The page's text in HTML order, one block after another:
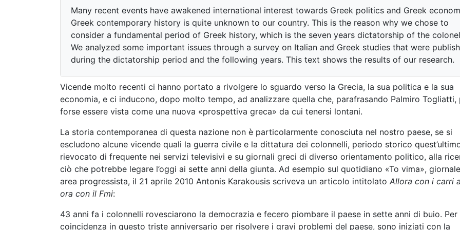
Many recent events have awakened international interest towards Greek politics and Greek
Greek contemporary history is quite unknown to our country. This is the reason why we chose to
consider a fundamental period of Greek history, which is the seven years dictatorship of the
We analyzed some important issues through a survey on Italian and Greek studies that were
during the dictatorship period and the following years. This text shows the results of our research.
Vicende molto recenti ci hanno portato a rivolgere lo sguardo verso la Grecia, la sua politica e la sua
economia, e ci inducono, dopo molto tempo, ad analizzare quella che, parafrasando Palmiro Togliatti,
forse essere vista come una nuova «prospettiva greca» da cui tenersi lontani.
La storia contemporanea di questa nazione non è particolarmente conosciuta nel nostro paese, se si
escludono alcune vicende quali la guerra civile e la dittatura dei colonnelli, periodo storico
rievocato di frequente nei servizi televisivi e su giornali greci di diverso orientamento politico, alla
ciò che potrebbe legare l’oggi ai sette anni della giunta. Ad esempio sul quotidiano «To vima»,
area progressista, il 21 aprile 2010 Antonis Karakousis scriveva un articolo intitolato Allora con i carri
ora con il Fmi:
43 anni fa i colonnelli rovesciarono la democrazia e fecero piombare il paese in sette anni di buio. Per
coincidenza in questo triste anniversario per risolvere i gravi problemi del paese, sono iniziati con la